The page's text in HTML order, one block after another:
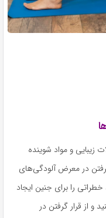
زیبایی و مواد شوینده
در معرض آلودگی‌های
را برای جنین ایجاد
و از قرار گرفتن در